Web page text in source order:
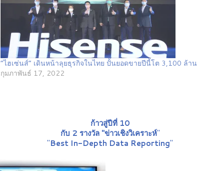
“ไฮเซ่นส์” เดินหน้าลุยธุรกิจในไทย ปั้นยอดขายปีนี้โต 3,100 ล้าน
กุมภาพันธ์ 17, 2022
ก้าวสู่ปีที่ 10
กับ 2 รางวัล "ข่าวเชิงวิเคราะห์"
"Best In-Depth Data Reporting"